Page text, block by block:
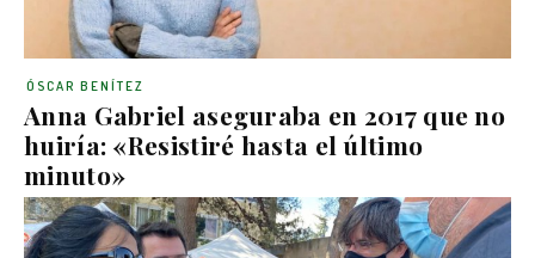
Anna Gabriel aseguraba en 2017 que no
huiría: «Resistiré hasta el último
minuto»
ÓSCAR BENÍTEZ